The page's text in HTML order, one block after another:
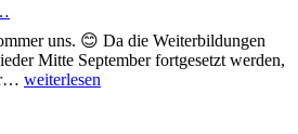
uns. 😊 Da die Weiterbildungen
Mitte September fortgesetzt werden,
Der
weiterlesen